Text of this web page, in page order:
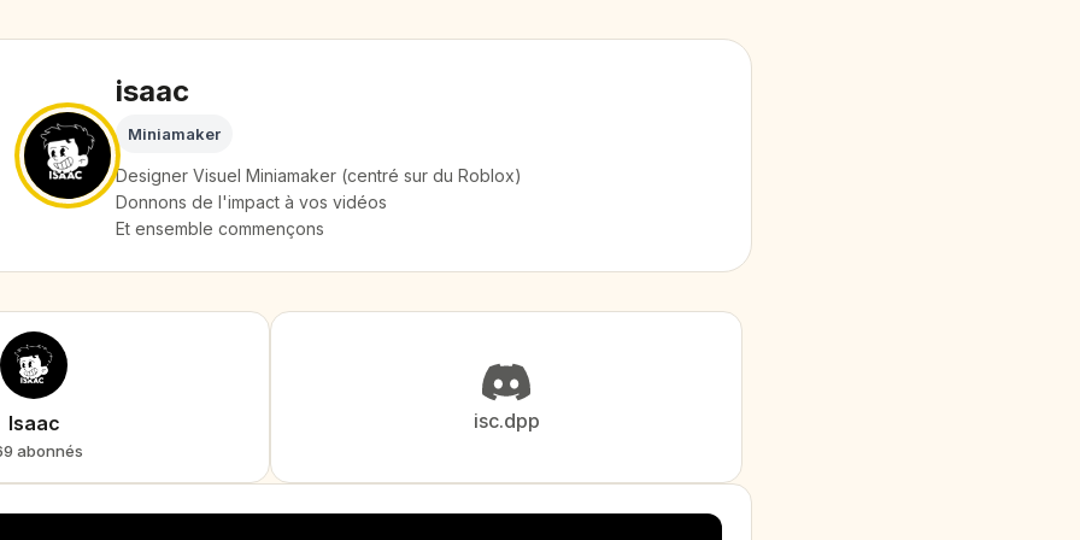
isaac
Miniamaker
Designer Visuel Miniamaker (centré sur du Roblox)
Donnons de l'impact à vos vidéos
Et ensemble commençons
Isaac
abonnés
isc.dpp